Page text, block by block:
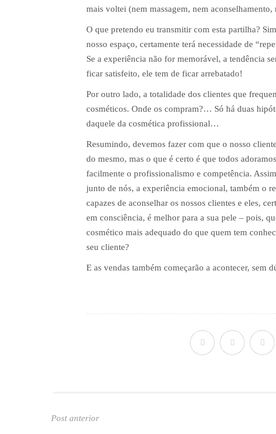
mais voltei (nem massagem, nem
O que pretendo eu transmitir com esta partilha?
nosso espaço, certamente terá necessidade de
Se a experiência não for memorável, a tendência
ficar satisfeito, ele tem de ficar arrebatado!
Por outro lado, a totalidade dos clientes que
cosméticos. Onde os compram?… Só há duas
daquele da cosmética profissional…
Resumindo, devemos fazer com que o nosso
do mesmo, mas o que é certo é que todos
facilmente o profissionalismo e competência.
junto de nós, a experiência emocional, também o
capazes de aconselhar os nossos clientes e eles,
em consciência, é melhor para a sua pele – pois,
cosmético mais adequado do que quem tem
seu cliente?
E as vendas também começarão a acontecer, sem
Post anterior